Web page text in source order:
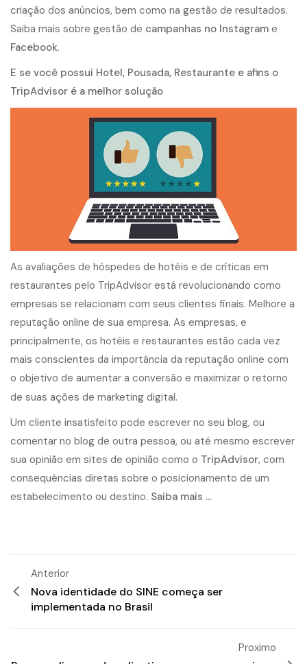
criação dos anúncios, bem como na gestão de resultados.
Saiba mais sobre gestão de campanhas no Instagram e
Facebook.
E se você possui Hotel, Pousada, Restaurante e afins o
TripAdvisor é a melhor solução
As avaliações de hóspedes de hotéis e de críticas em
restaurantes pelo TripAdvisor está revolucionando como
empresas se relacionam com seus clientes finais. Melhore a
reputação online de sua empresa. As empresas, e
principalmente, os hotéis e restaurantes estão cada vez
mais conscientes da importância da reputação online com
o objetivo de aumentar a conversão e maximizar o retorno
de suas ações de marketing digital.
Um cliente insatisfeito pode escrever no seu blog, ou
comentar no blog de outra pessoa, ou até mesmo escrever
sua opinião em sites de opinião como o TripAdvisor, com
consequências diretas sobre o posicionamento de um
estabelecimento ou destino. Saiba mais …
Anterior
Nova identidade do SINE começa ser
implementada no Brasil
Proximo